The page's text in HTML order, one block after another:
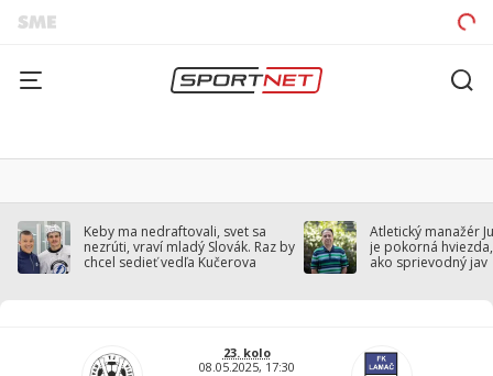
Keby ma nedraftovali, svet sa
nezrúti, vraví mladý Slovák. Raz by
chcel sedieť vedľa Kučerova
Atletický manažér
je pokorná
ako sprievodný jav
23. kolo
08.05.2025, 17:30